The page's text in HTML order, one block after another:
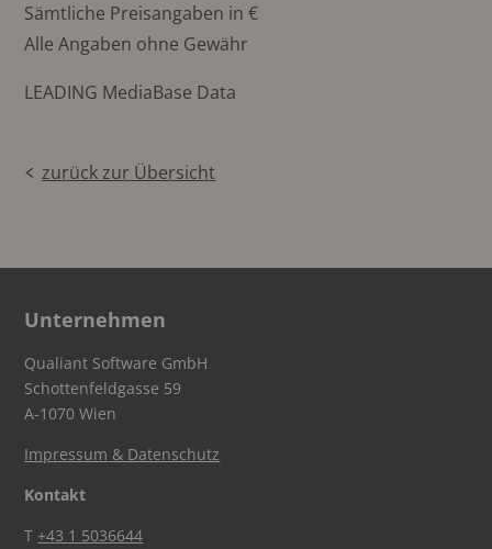
Sämtliche Preisangaben in €
Alle Angaben ohne Gewähr
LEADING MediaBase Data
zurück zur Übersicht
Unternehmen
Qualiant Software GmbH
Schottenfeldgasse 59
A-1070 Wien
Impressum & Datenschutz
Kontakt
T+43 1 5036644